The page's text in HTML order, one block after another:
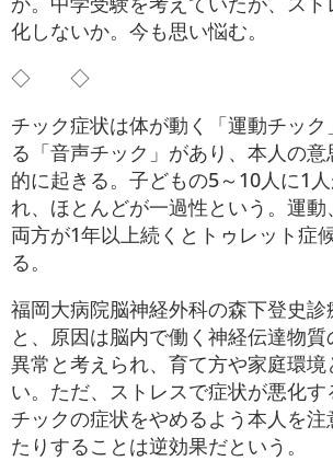
化しないか。今も思い悩む。
◇ ◇
チック症状は体が動く「運動チック
る「音声チック」があり、本人の
的に起きる。子どもの5～10人に1
れ、ほとんどが一過性という。運
両方が1年以上続くとトゥレット症
る。
福岡大病院脳神経外科の森下登史診
と、原因は脳内で働く神経伝達物
異常と考えられ、育て方や家庭環境
い。ただ、ストレスで症状が悪化す
チックの症状をやめるよう本人を注
たりすることは逆効果だという。